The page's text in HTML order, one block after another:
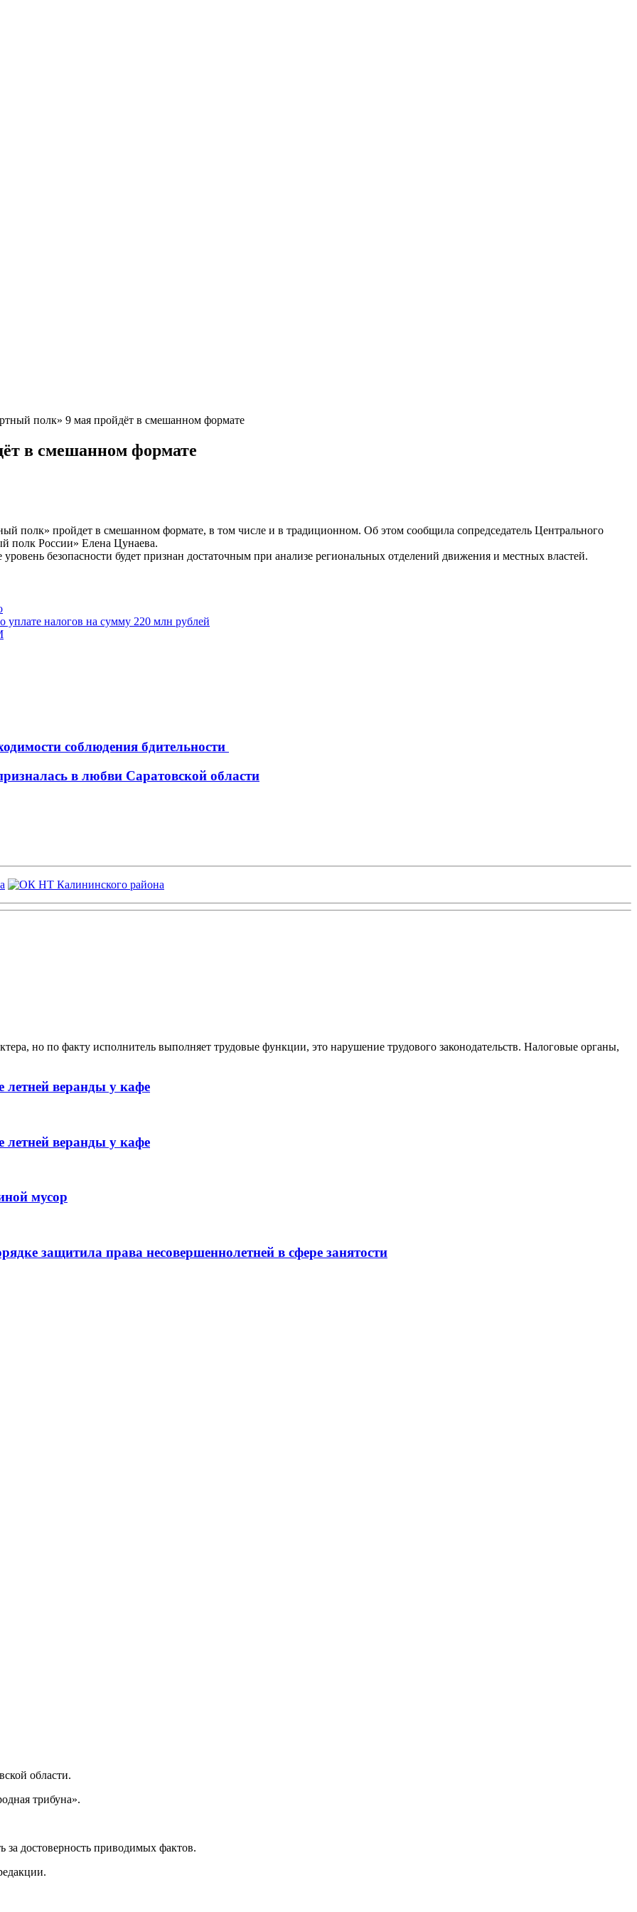
полк» 9 мая пройдёт в смешанном формате
в смешанном формате
полк» пройдет в смешанном формате, в том числе и в традиционном. Об этом сообщила сопредседатель Центрального
полк России» Елена Цунаева.
безопасности будет признан достаточным при анализе региональных отделений движения и местных властей.
уплате налогов на сумму 220 млн рублей
соблюдения бдительности
в любви Саратовской области
но по факту исполнитель выполняет трудовые функции, это нарушение трудового законодательств. Налоговые органы,
веранды у кафе
веранды у кафе
мусор
защитила права несовершеннолетней в сфере занятости
области.
трибуна».
достоверность приводимых фактов.